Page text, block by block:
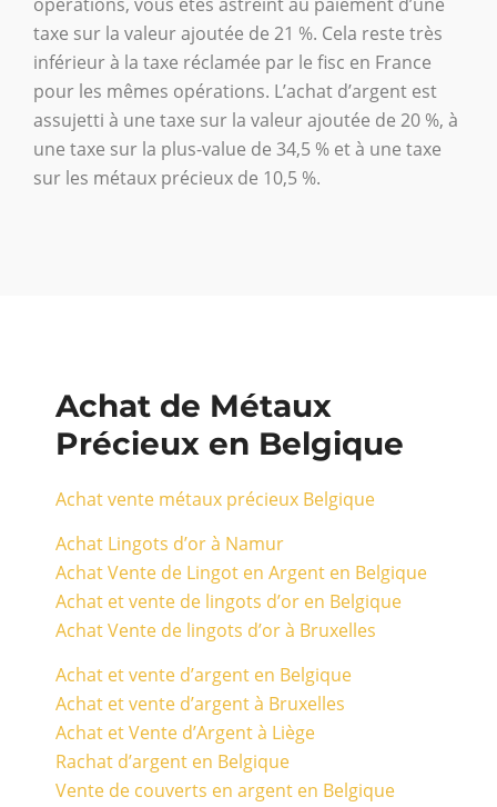
taxe sur la valeur ajoutée de 21 %. Cela reste très
inférieur à la taxe réclamée par le fisc en France
pour les mêmes opérations. L’achat d’argent est
assujetti à une taxe sur la valeur ajoutée de 20 %, à
une taxe sur la plus-value de 34,5 % et à une taxe
sur les métaux précieux de 10,5 %.
Achat de Métaux
Précieux en Belgique
Achat vente métaux précieux Belgique
Achat Lingots d’or à Namur
Achat Vente de Lingot en Argent en Belgique
Achat et vente de lingots d’or en Belgique
Achat Vente de lingots d’or à Bruxelles
Achat et vente d’argent en Belgique
Achat et vente d’argent à Bruxelles
Achat et Vente d’Argent à Liège
Rachat d’argent en Belgique
Vente de couverts en argent en Belgique